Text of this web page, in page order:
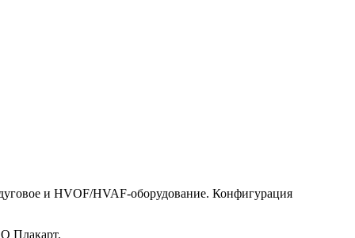
и HVOF/HVAF-оборудование. Конфигурация
Плакарт.